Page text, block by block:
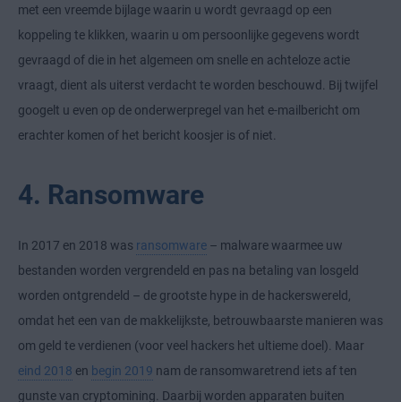
met een vreemde bijlage waarin u wordt gevraagd op een
koppeling te klikken, waarin u om persoonlijke gegevens wordt
gevraagd of die in het algemeen om snelle en achteloze actie
vraagt, dient als uiterst verdacht te worden beschouwd. Bij twijfel
googelt u even op de onderwerpregel van het e-mailbericht om
erachter komen of het bericht koosjer is of niet.
4. Ransomware
In 2017 en 2018 was ransomware – malware waarmee uw
bestanden worden vergrendeld en pas na betaling van losgeld
worden ontgrendeld – de grootste hype in de hackerswereld,
omdat het een van de makkelijkste, betrouwbaarste manieren was
om geld te verdienen (voor veel hackers het ultieme doel). Maar
eind 2018 en begin 2019 nam de ransomwaretrend iets af ten
gunste van cryptomining. Daarbij worden apparaten buiten